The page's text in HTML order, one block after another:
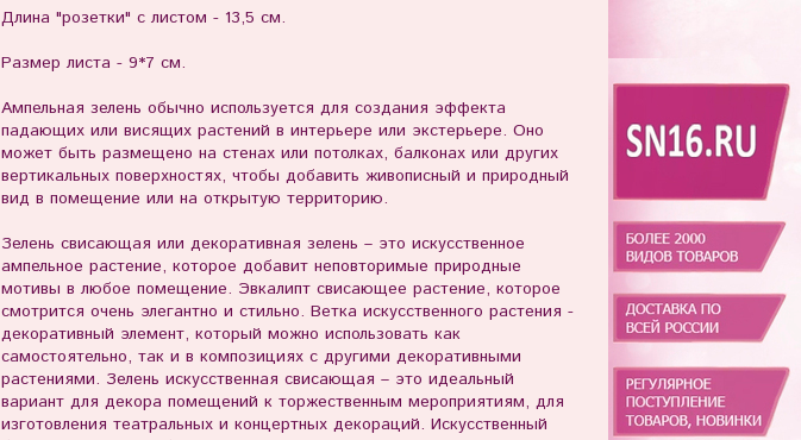
Длина "розетки" с листом - 13,5 см.
Размер листа - 9*7 см.
Ампельная зелень обычно используется для создания эффекта
падающих или висящих растений в интерьере или экстерьере. Оно
может быть размещено на стенах или потолках, балконах или других
вертикальных поверхностях, чтобы добавить живописный и природный
вид в помещение или на открытую территорию.
Зелень свисающая или декоративная зелень – это искусственное
ампельное растение, которое добавит неповторимые природные
мотивы в любое помещение. Эвкалипт свисающее растение, которое
смотрится очень элегантно и стильно. Ветка искусственного растения -
декоративный элемент, который можно использовать как
самостоятельно, так и в композициях с другими декоративными
растениями. Зелень искусственная свисающая – это идеальный
вариант для декора помещений к торжественным мероприятиям, для
изготовления театральных и концертных декораций. Искусственный